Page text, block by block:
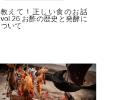
教えて！正しい食のお話
vol.26 お酢の歴史と発酵に
ついて